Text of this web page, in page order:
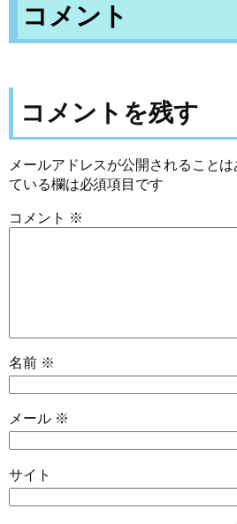
コメント
コメントを残す
メールアドレスが公開されることは
ている欄は必須項目です
コメント ※
名前 ※
メール ※
サイト